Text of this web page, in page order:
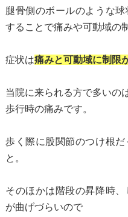
腿骨側のボールのような
することで痛みや可動域の
症状は痛みと可動域に制限
当院に来られる方で多いの
歩行時の痛みです。
歩く際に股関節のつけ根
と。
そのほかは階段の昇降時
が曲げづらいので